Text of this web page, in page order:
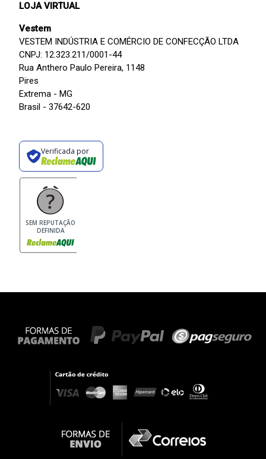
LOJA VIRTUAL
Vestem
VESTEM INDÚSTRIA E COMÉRCIO DE CONFECÇÃO LTDA
CNPJ: 12.323.211/0001-44
Rua Anthero Paulo Pereira, 1148
Pires
Extrema - MG
Brasil - 37642-620
Verificada por
SEM REPUTAÇÃO
DEFINIDA